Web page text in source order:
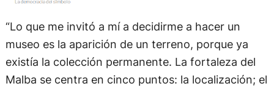
“Lo que me invitó a mí a decidirme a hacer un
museo es la aparición de un terreno, porque ya
existía la colección permanente. La fortaleza del
Malba se centra en cinco puntos: la localización; el